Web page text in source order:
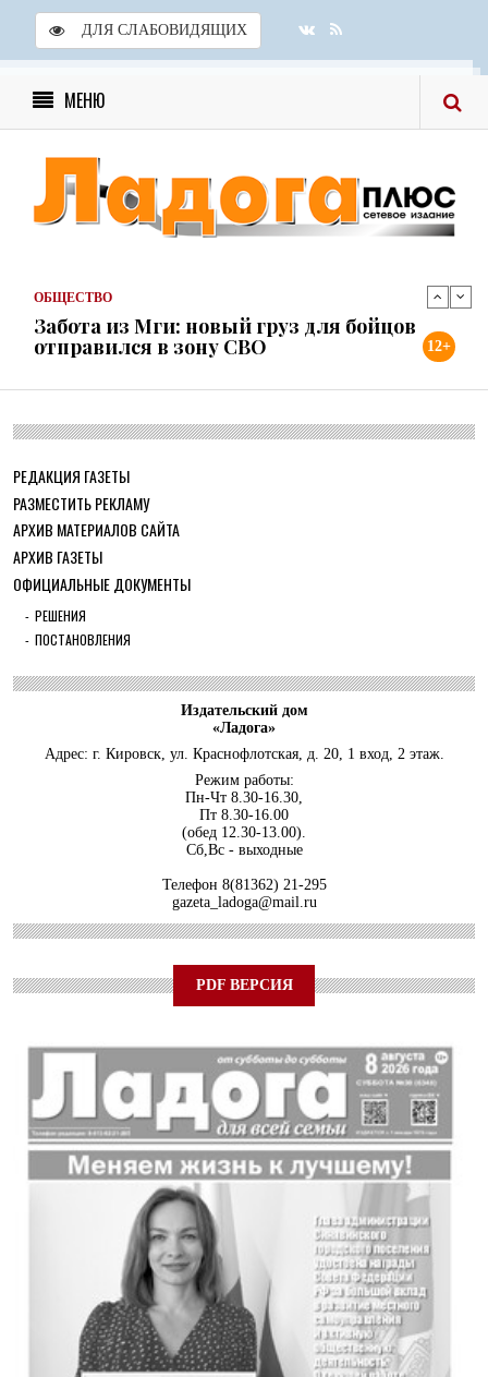
ДЛЯ СЛАБОВИДЯЩИХ
МЕНЮ
Скоро в школу!
24 ИЮЛЯ 2026
ОБЩЕСТВО
ОБЩЕСТВО
Забота из Мги: новый груз для бойцов
отправился в зону СВО
ОБЩЕСТВО
Учреждения культуры района готовы к
новому учебному году
Шлиссельбург не сдался: правда о 500
днях стойкости и бое...
30 ИЮЛЯ 2026
ОБЩЕСТВО
С рабочим визитом в Кировский район
29 ИЮЛЯ 2026
Особенный спортивно-туристский слёт
Юлия Бахир в составе сборной
Ленобласти стала серебряным ...
Трудовой отряд: делаем город чище, а
себя — каждый раз ещ...
ОБЩЕСТВО
Новоселье в поселке Синявино
24 ИЮЛЯ 2026
ОБЩЕСТВО
Спрашивали? Отвечаем!
04 АВГУСТА 2026
12+
РЕДАКЦИЯ ГАЗЕТЫ
РАЗМЕСТИТЬ РЕКЛАМУ
АРХИВ МАТЕРИАЛОВ САЙТА
АРХИВ ГАЗЕТЫ
ОФИЦИАЛЬНЫЕ ДОКУМЕНТЫ
РЕШЕНИЯ
ПОСТАНОВЛЕНИЯ
Издательский дом
«Ладога»
Адрес: г. Кировск, ул. Краснофлотская, д. 20, 1 вход, 2 этаж.
Режим работы:
Пн-Чт 8.30-16.30,
Пт 8.30-16.00
(обед 12.30-13.00).
Сб,Вс - выходные
Телефон 8(81362) 21-295
gazeta_ladoga@mail.ru
PDF ВЕРСИЯ